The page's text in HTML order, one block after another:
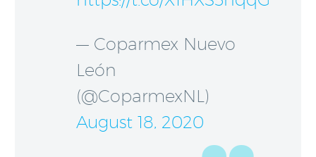
— Coparmex Nuevo
León
(@CoparmexNL)
August 18, 2020